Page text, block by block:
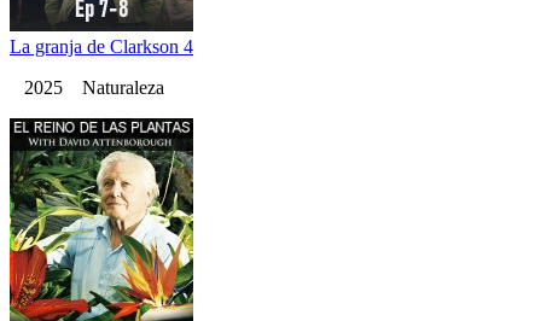
La granja de Clarkson 4
2025 Naturaleza